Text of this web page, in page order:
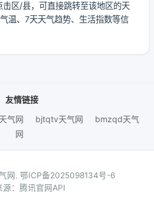
区/县，可直接跳转至该地区的天
温、7天天气趋势、生活指数等信
友情链接
气网 bjtqtv天气网
bmzqd天气
网
网. 鄂ICP备2025098134号-6
源：腾讯官网API